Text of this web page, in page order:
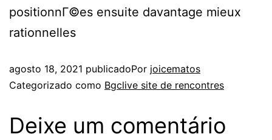
positionnГ©es ensuite davantage mieux
rationnelles
agosto 18, 2021 publicadoPor joicematos
Categorizado como Bgclive site de rencontres
Deixe um comentário